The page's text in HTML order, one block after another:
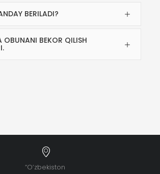
BERILADI?
OBUNANI BEKOR QILISH
“O‘zbekiston